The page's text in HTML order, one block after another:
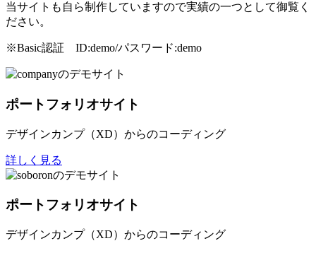
当サイトも自ら制作していますので実績の一つとして御覧く
ださい。
※Basic認証 ID:demo/パスワード:demo
ポートフォリオサイト
デザインカンプ（XD）からのコーディング
詳しく見る
ポートフォリオサイト
デザインカンプ（XD）からのコーディング